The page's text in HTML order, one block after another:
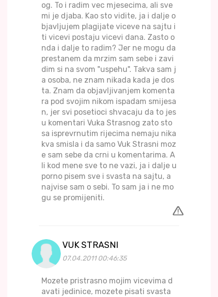
og. To i radim vec mjesecima, ali sve
mi je djaba. Kao sto vidite, ja i dalje o
bjavljujem plagijate viceve na sajtu i
ti vicevi postaju vicevi dana. Zasto o
nda i dalje to radim? Jer ne mogu da
prestanem da mrzim sam sebe i zavi
dim si na svom "uspehu". Takva sam j
a osoba, ne znam nikada kada je dos
ta. Znam da objavljivanjem komenta
ra pod svojim nikom ispadam smijesa
n, jer svi posetioci shvacaju da to jes
u komentari Vuka Strasnog zato sto
sa isprevrnutim rijecima nemaju nika
kva smisla i da samo Vuk Strasni moz
e sam sebe da crni u komentarima. A
li kod mene sve to ne vazi, ja i dalje u
porno pisem sve i svasta na sajtu, a
najvise sam o sebi. To sam ja i ne mo
gu se promijeniti.
VUK STRASNI
07.04.2011 00:46:35
Mozete pristrasno mojim vicevima d
avati jedinice, mozete pisati svasta